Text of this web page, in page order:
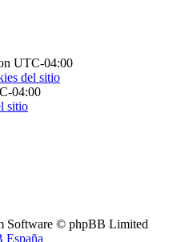
UTC-04:00
del sitio
04:00
sitio
Software © phpBB Limited
España